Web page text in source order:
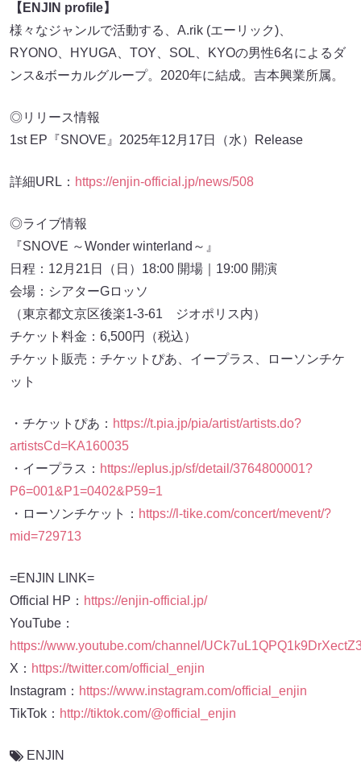
【ENJIN profile】
様々なジャンルで活動する、A.rik (エーリック)、
RYONO、HYUGA、TOY、SOL、KYOの男性6名によるダ
ンス&ボーカルグループ。2020年に結成。吉本興業所属。
◎リリース情報
1st EP『SNOVE』2025年12月17日（水）Release
詳細URL： https://enjin-official.jp/news/508
◎ライブ情報
『SNOVE ～Wonder winterland～』
日程：12月21日（日）18:00 開場｜19:00 開演
会場：シアターGロッソ
（東京都文京区後楽1-3-61 ジオポリス内）
チケット料金：6,500円（税込）
チケット販売：チケットぴあ、イープラス、ローソンチケ
ット
・チケットぴあ： https://t.pia.jp/pia/artist/artists.do?
artistsCd=KA160035
・イープラス： https://eplus.jp/sf/detail/3764800001?
P6=001&P1=0402&P59=1
・ローソンチケット： https://l-tike.com/concert/mevent/?
mid=729713
=ENJIN LINK=
Official HP： https://enjin-official.jp/
YouTube：
https://www.youtube.com/channel/
X： https://twitter.com/official_enjin
Instagram： https://www.instagram.com/official_enjin
TikTok： http://tiktok.com/@official_enjin
ENJIN